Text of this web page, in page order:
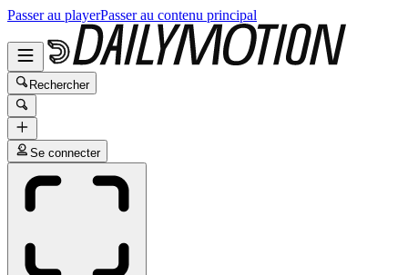
Passer au playerPasser au contenu principal
Rechercher
Se connecter